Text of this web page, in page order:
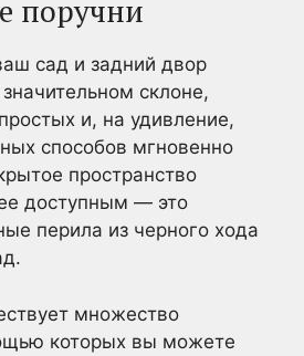
поручни
сад и задний двор
склоне,
и, на удивление,
способов мгновенно
пространство
доступным — это
перила из черного хода
множество
которых вы можете